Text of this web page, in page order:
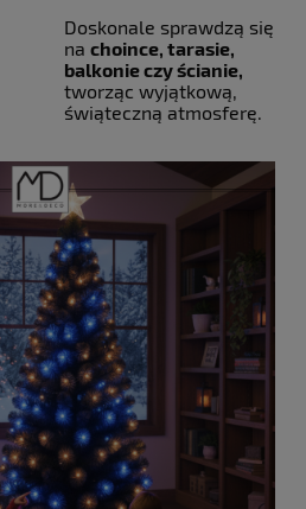
Doskonale sprawdzą się
na choince, tarasie,
balkonie czy ścianie,
tworząc wyjątkową,
świąteczną atmosferę.